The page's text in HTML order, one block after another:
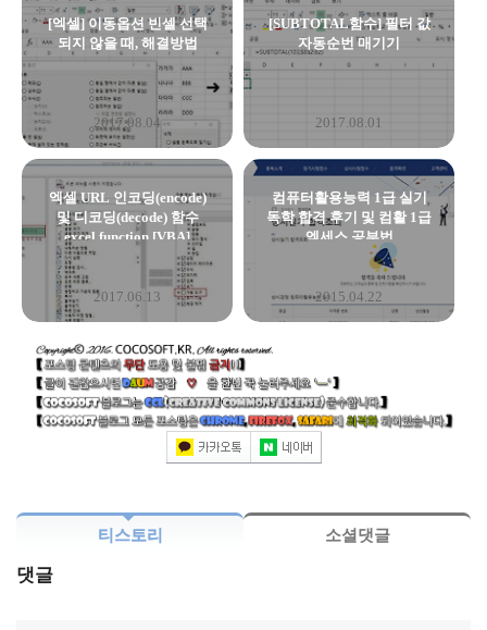
[엑셀] 이동옵션 빈셀 선택
되지 않을 때, 해결방법
2017.08.04
[SUBTOTAL함수] 필터 값
자동순번 매기기
2017.08.01
엑셀 URL 인코딩(encode)
및 디코딩(decode) 함수
excel function [VBA]
2017.06.13
컴퓨터활용능력 1급 실기
독학 합격 후기 및 컴활 1급
엑세스 공부법
2015.04.22
티스토리 소셜댓글
댓글